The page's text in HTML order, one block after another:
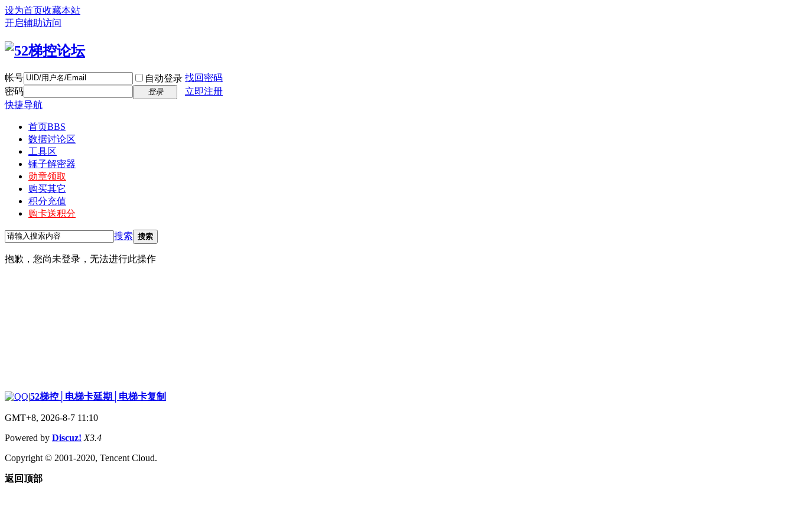
设为首页收藏本站
开启辅助访问
帐号 自动登录 找回密码
密码
登录
立即注册
快捷导航
首页BBS
数据讨论区
工具区
锤子解密器
勋章领取
购买其它
积分充值
购卡送积分
搜索 搜索
抱歉，您尚未登录，无法进行此操作
|52梯控│电梯卡延期│电梯卡复制
GMT+8, 2026-8-7 11:10
Powered by Discuz! X3.4
Copyright © 2001-2020, Tencent Cloud.
返回顶部